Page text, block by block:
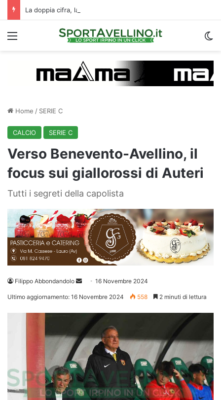
Menu
Home / SERIE C
CALCIO SERIE C
Verso Benevento-Avellino, il
focus sui giallorossi di Auteri
Tutti i segreti della capolista
Filippo Abbondandolo
Invia 16 Novembre 2024
Ultimo aggiornamento: 16 Novembre 2024 558 2 minuti di lettura